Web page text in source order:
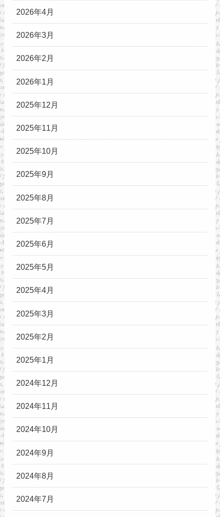
2026年4月
2026年3月
2026年2月
2026年1月
2025年12月
2025年11月
2025年10月
2025年9月
2025年8月
2025年7月
2025年6月
2025年5月
2025年4月
2025年3月
2025年2月
2025年1月
2024年12月
2024年11月
2024年10月
2024年9月
2024年8月
2024年7月